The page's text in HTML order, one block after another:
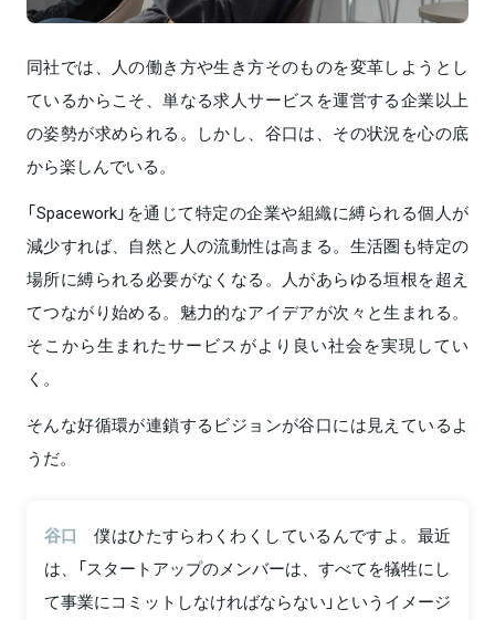
同社では、人の働き方や生き方そのものを変革しようとし
ているからこそ、単なる求人サービスを運営する企業以上
の姿勢が求められる。しかし、谷口は、その状況を心の底
から楽しんでいる。
「Spacework」を通じて特定の企業や組織に縛られる個人が
減少すれば、自然と人の流動性は高まる。生活圏も特定の
場所に縛られる必要がなくなる。人があらゆる垣根を超え
てつながり始める。魅力的なアイデアが次々と生まれる。
そこから生まれたサービスがより良い社会を実現してい
く。
そんな好循環が連鎖するビジョンが谷口には見えているよ
うだ。
谷口
僕はひたすらわくわくしているんですよ。最近
は、「スタートアップのメンバーは、すべてを犠牲にし
て事業にコミットしなければならない」というイメージ